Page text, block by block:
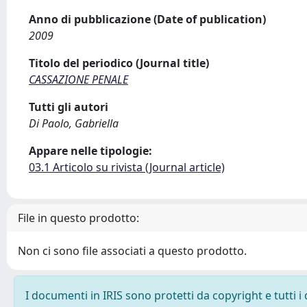
Anno di pubblicazione (Date of publication)
2009
Titolo del periodico (Journal title)
CASSAZIONE PENALE
Tutti gli autori
Di Paolo, Gabriella
Appare nelle tipologie:
03.1 Articolo su rivista (Journal article)
File in questo prodotto:
Non ci sono file associati a questo prodotto.
I documenti in IRIS sono protetti da copyright e tutti